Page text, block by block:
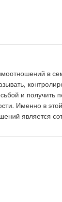
в
и
Именно в
является